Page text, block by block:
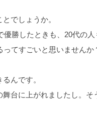
でしょうか。
優勝したときも、20代の
ってすごいと思いませんか
んです。
台に上がれましたし。